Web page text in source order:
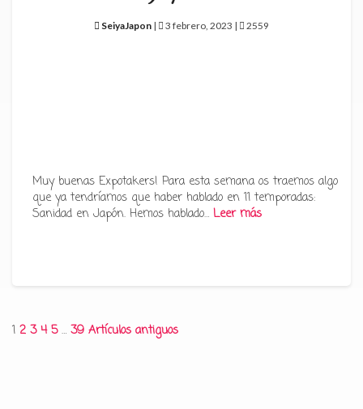
SeiyaJapon | 3 febrero, 2023 | 2559
Muy buenas Expotakers! Para esta semana os traemos algo
que ya tendríamos que haber hablado en 11 temporadas:
Sanidad en Japón. Hemos hablado… Leer más
Paginación
1 2 3 4 5 … 39 Artículos antiguos